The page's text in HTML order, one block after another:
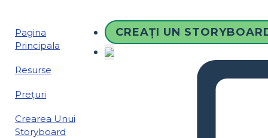
Pagina
Principala
Resurse
Prețuri
Crearea Unui
Storyboard
CREAȚI UN